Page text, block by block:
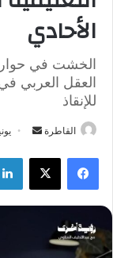
الأحادي
الخشت في حوار
العقل العربي
للإنقاذ
القاطرة
أرسل
إلكترونيا
يونيو
فيسبوك ‫X